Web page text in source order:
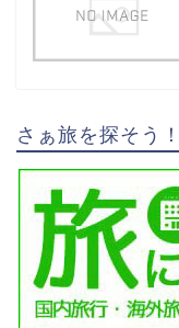
さぁ旅を探そう！